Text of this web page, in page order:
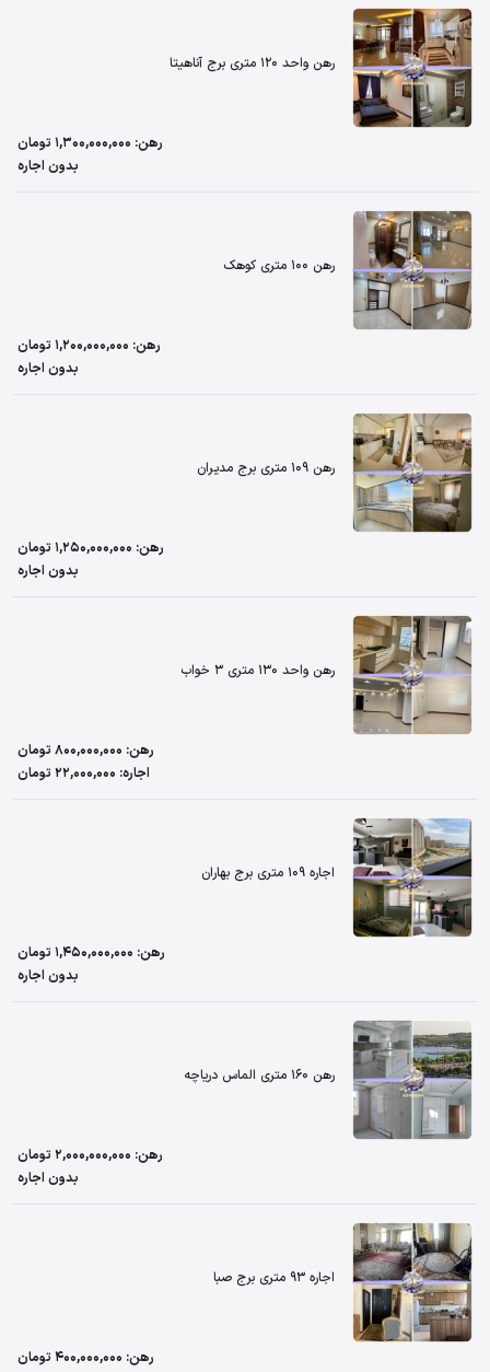
رهن واحد 120 متری برج آناهیتا
رهن: 1,300,000,000 تومان
بدون اجاره
رهن 100 متری کوهک
رهن: 1,200,000,000 تومان
بدون اجاره
رهن 109 متری برج مدیران
رهن: 1,250,000,000 تومان
بدون اجاره
رهن واحد 130 متری 3 خواب
رهن: 800,000,000 تومان
اجاره: 22,000,000 تومان
اجاره 109 متری برج بهاران
رهن: 1,450,000,000 تومان
بدون اجاره
رهن 160 متری الماس دریاچه
رهن: 2,000,000,000 تومان
بدون اجاره
اجاره 93 متری برج صبا
رهن: 400,000,000 تومان